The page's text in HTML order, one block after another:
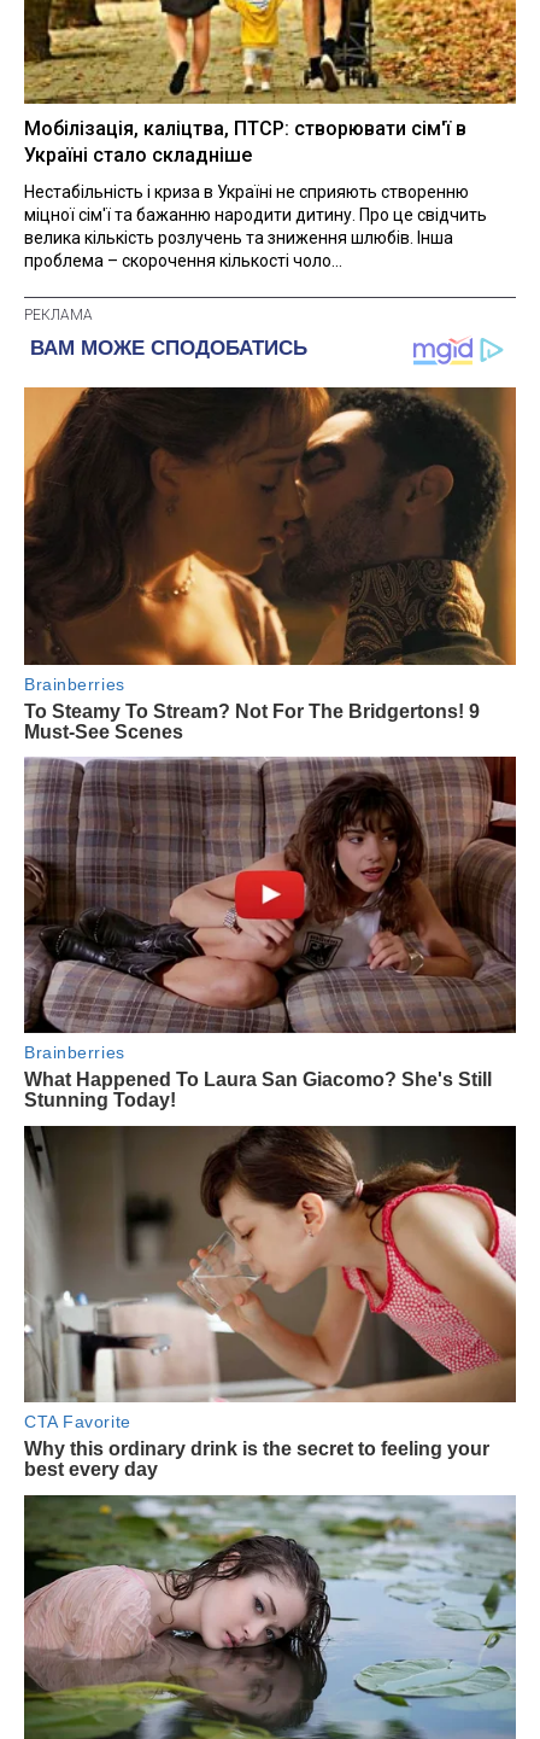
Мобілізація, каліцтва, ПТСР: створювати сім'ї в
Україні стало складніше
Нестабільність і криза в Україні не сприяють створенню
міцної сім'ї та бажанню народити дитину. Про це свідчить
велика кількість розлучень та зниження шлюбів. Інша
проблема – скорочення кількості чоло...